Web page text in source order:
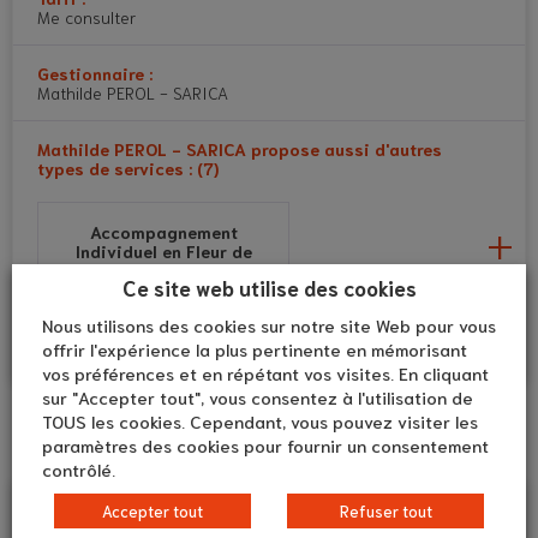
Me consulter
Gestionnaire :
Mathilde PEROL - SARICA
Mathilde PEROL - SARICA propose aussi d'autres
types de services : (7)
Accompagnement
Individuel en Fleur de
Bach
Santé et prévention
Booster vos défenses
naturelles? Et si ça venait
du ventre?
Santé et prévention
La Naturopathie, qu’est-
Conditions d'accès
Affection du proche aidé
Ce site web utilise des cookies
Nous utilisons des cookies sur notre site Web pour vous
offrir l'expérience la plus pertinente en mémorisant
vos préférences et en répétant vos visites. En cliquant
sur "Accepter tout", vous consentez à l'utilisation de
TOUS les cookies. Cependant, vous pouvez visiter les
paramètres des cookies pour fournir un consentement
contrôlé.
Accepter tout Refuser tout